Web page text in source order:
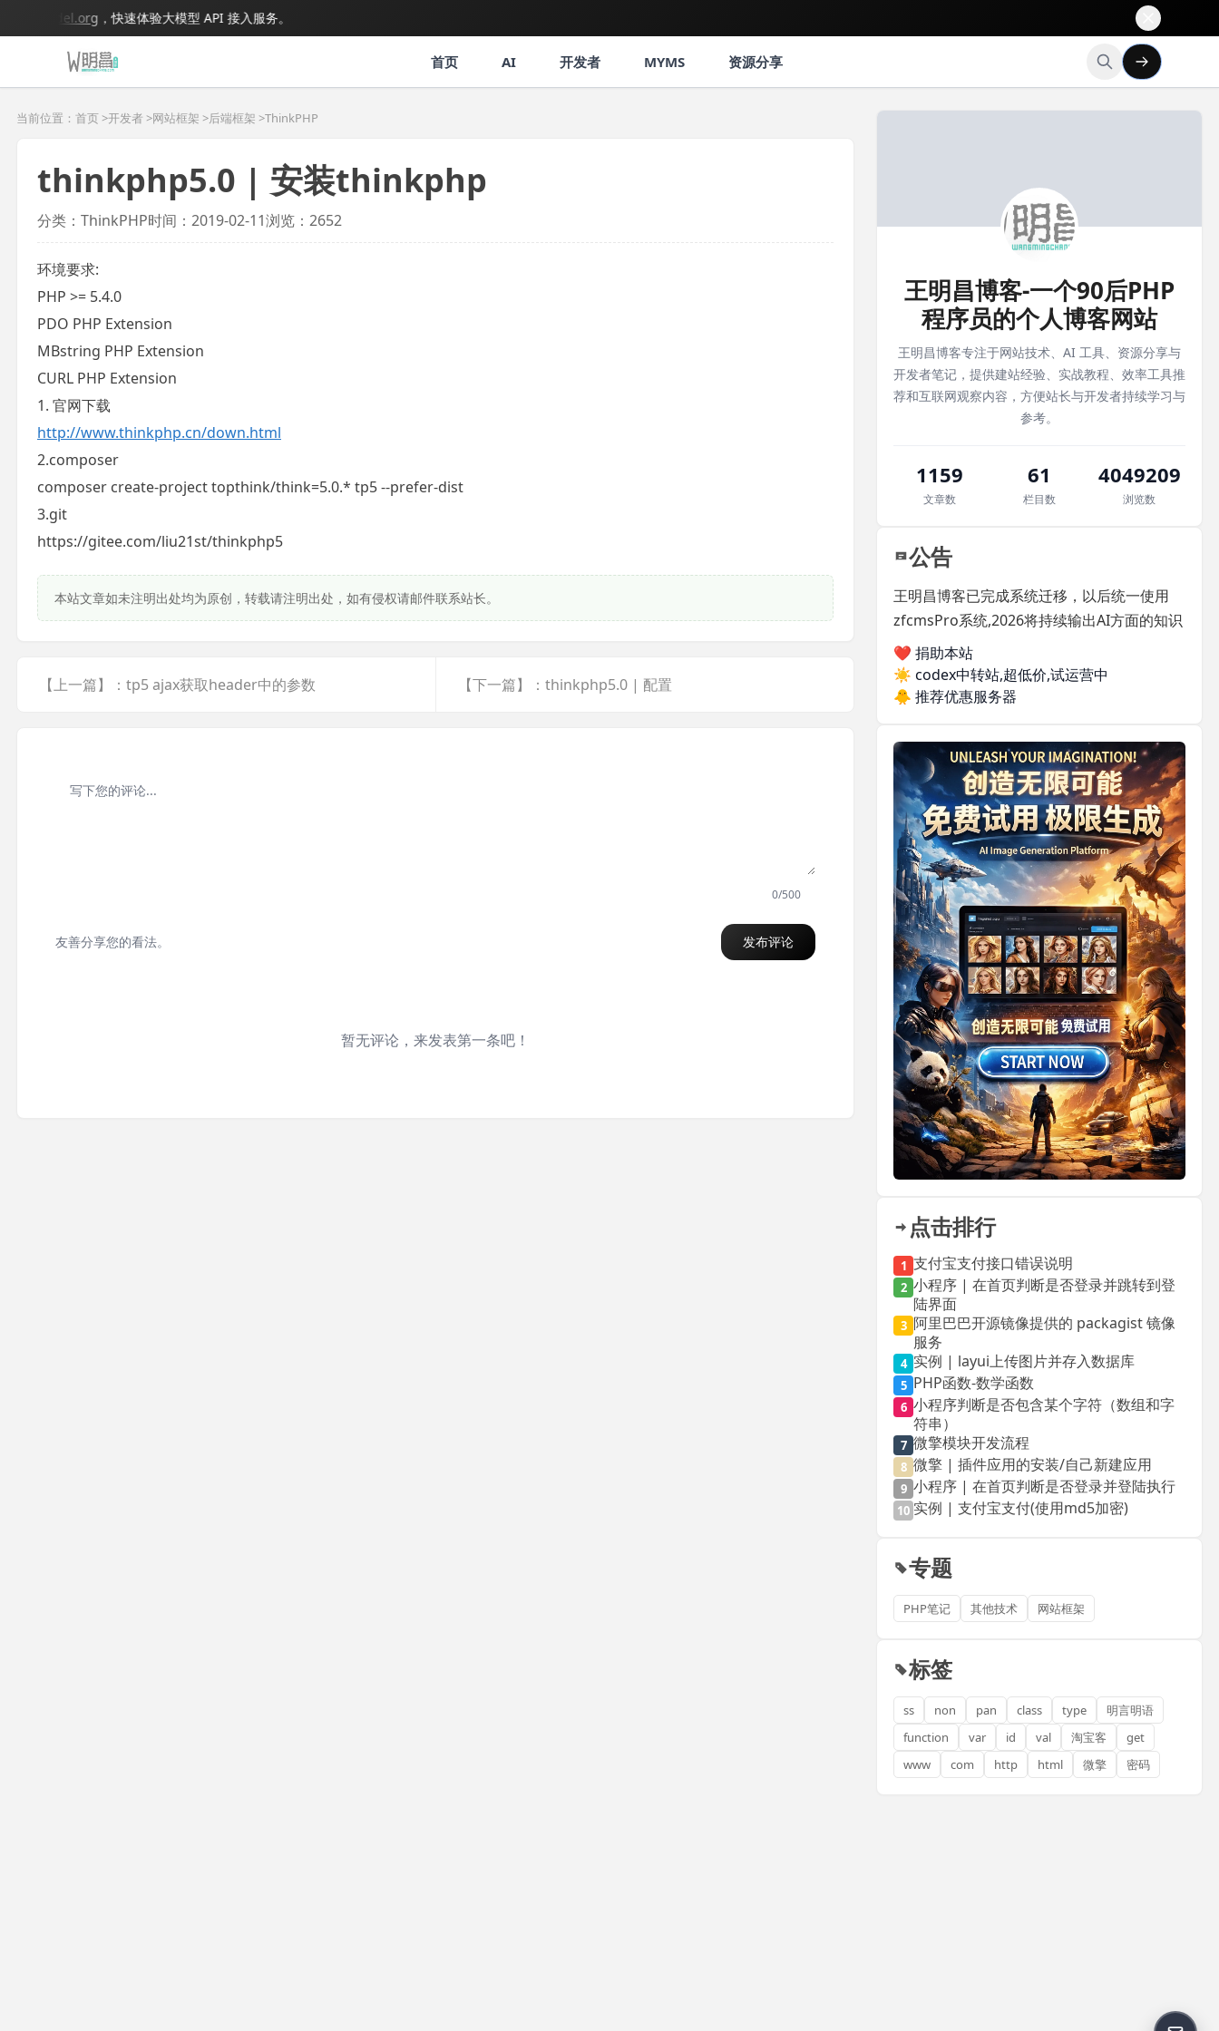
，快速体验大模型 API 接入服务。
首页 AI 开发者 MYMS 资源分享
当前位置：首页 >开发者 >网站框架 >后端框架 >ThinkPHP
thinkphp5.0 | 安装thinkphp
分类：ThinkPHP时间：2019-02-11浏览：2652
环境要求:
PHP >= 5.4.0
PDO PHP Extension
MBstring PHP Extension
CURL PHP Extension
1. 官网下载
http://www.thinkphp.cn/down.html
2.composer
composer create-project topthink/think=5.0.* tp5 --prefer-dist
3.git
https://gitee.com/liu21st/thinkphp5
本站文章如未注明出处均为原创，转载请注明出处，如有侵权请邮件联系站长。
【上一篇】：tp5 ajax获取header中的参数 【下一篇】：thinkphp5.0 | 配置
0/500
友善分享您的看法。 发布评论
暂无评论，来发表第一条吧！
王明昌博客-一个90后PHP
程序员的个人博客网站
王明昌博客专注于网站技术、AI 工具、资源分享与
开发者笔记，提供建站经验、实战教程、效率工具推
荐和互联网观察内容，方便站长与开发者持续学习与
参考。
1159
文章数
61
栏目数
4049209
浏览数
公告
王明昌博客已完成系统迁移，以后统一使用
zfcmsPro系统,2026将持续输出AI方面的知识
❤️ 捐助本站
☀️ codex中转站,超低价,试运营中
🐥 推荐优惠服务器
点击排行
1 支付宝支付接口错误说明
2 小程序 | 在首页判断是否登录并跳转到登
陆界面
3 阿里巴巴开源镜像提供的 packagist 镜像
服务
4 实例 | layui上传图片并存入数据库
5 PHP函数-数学函数
6 小程序判断是否包含某个字符（数组和字
符串）
7 微擎模块开发流程
8 微擎 | 插件应用的安装/自己新建应用
9 小程序 | 在首页判断是否登录并登陆执行
10 实例 | 支付宝支付(使用md5加密)
专题
PHP笔记 其他技术 网站框架
标签
ss non pan class type
明言明语
function
var id val 淘宝客
get
www
com http html 微擎 密码